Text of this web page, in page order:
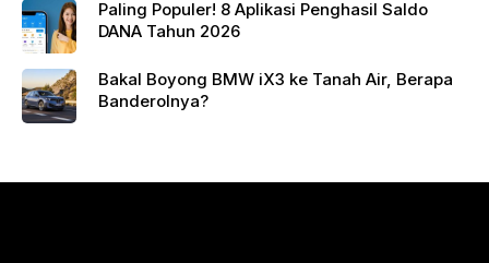
Paling Populer! 8 Aplikasi Penghasil Saldo
DANA Tahun 2026
Bakal Boyong BMW iX3 ke Tanah Air, Berapa
Banderolnya?